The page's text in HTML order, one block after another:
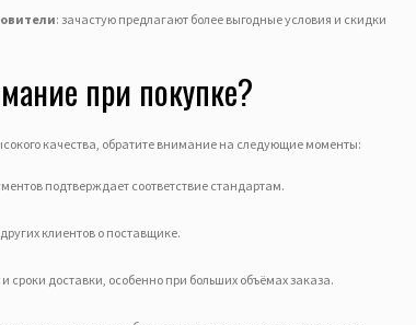
: зачастую предлагают более выгодные условия и скидки
при покупке?
качества, обратите внимание на следующие моменты:
подтверждает соответствие стандартам.
клиентов о поставщике.
и сроки доставки, особенно при больших объёмах заказа.